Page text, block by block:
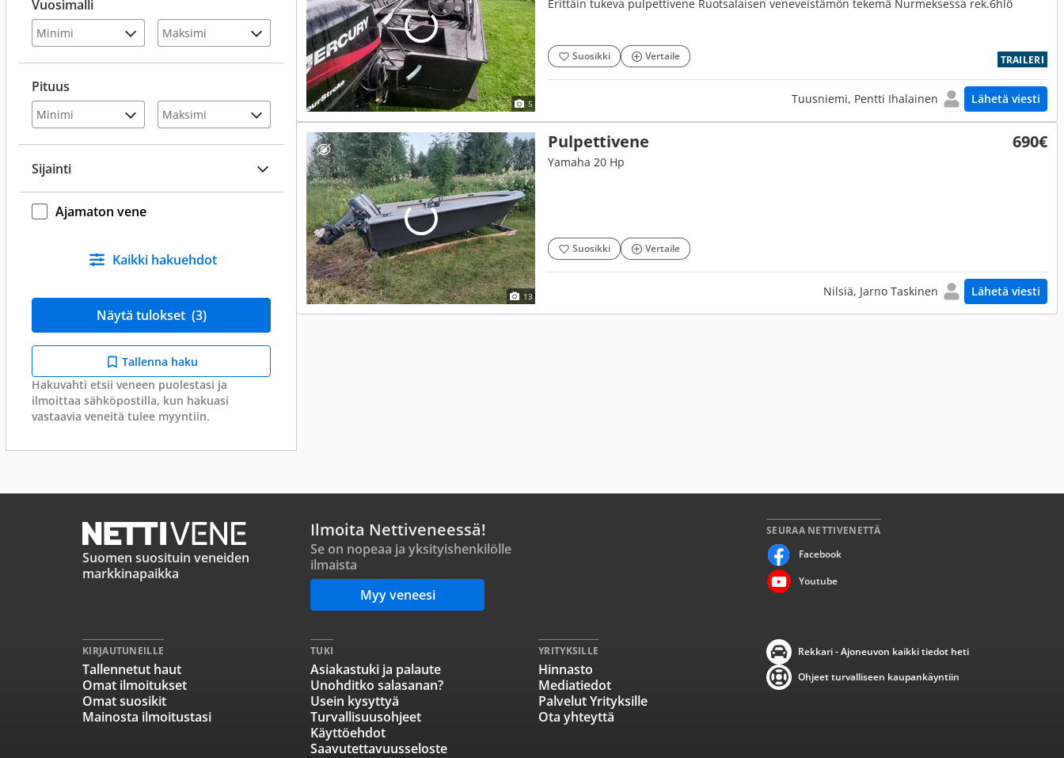
Vuosimalli
Pituus
Sijainti
Ajamaton vene
Kaikki hakuehdot
Näytä tulokset (3)
Tallenna haku
Hakuvahti etsii veneen puolestasi ja
ilmoittaa sähköpostilla, kun hakuasi
vastaavia veneitä tulee myyntiin.
5
TRAILERI
Erittäin tukeva pulpettivene Ruotsalaisen veneveistämön tekemä Nurmeksessa rek.6hlö
Suosikki Vertaile
Tuusniemi, Pentti Ihalainen Lähetä viesti
13
Pulpettivene 690€
Yamaha 20 Hp
Suosikki Vertaile
Nilsiä, Jarno Taskinen Lähetä viesti
Suomen suosituin veneiden
markkinapaikka
Ilmoita Nettiveneessä!
Se on nopeaa ja yksityishenkilölle
ilmaista
Myy veneesi
SEURAA NETTIVENETTÄ
Facebook
Youtube
KIRJAUTUNEILLE
Tallennetut haut
Omat ilmoitukset
Omat suosikit
Mainosta ilmoitustasi
TUKI
Asiakastuki ja palaute
Unohditko salasanan?
Usein kysyttyä
Turvallisuusohjeet
Käyttöehdot
Saavutettavuusseloste
YRITYKSILLE
Hinnasto
Mediatiedot
Palvelut Yrityksille
Ota yhteyttä
Rekkari - Ajoneuvon kaikki tiedot heti
Ohjeet turvalliseen kaupankäyntiin